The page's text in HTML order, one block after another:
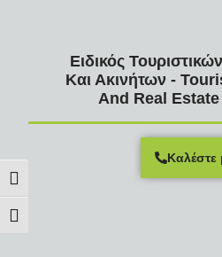
Εναλλαγή Υψηλής Αντίθεσης
Εναλλαγή Μεγέθους Γραμμάτων
Ειδικός
Και Ακινήτων -
And Real
Καλέστε